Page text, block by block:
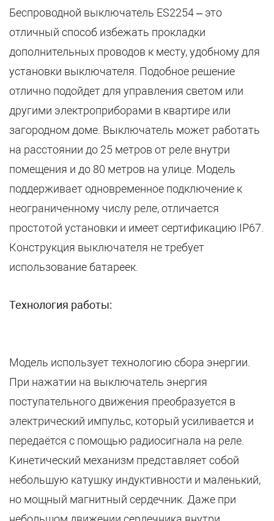
Беспроводной выключатель ES2254 – это
отличный способ избежать прокладки
дополнительных проводов к месту, удобному для
установки выключателя. Подобное решение
отлично подойдет для управления светом или
другими электроприборами в квартире или
загородном доме. Выключатель может работать
на расстоянии до 25 метров от реле внутри
помещения и до 80 метров на улице. Модель
поддерживает одновременное подключение к
неограниченному числу реле, отличается
простотой установки и имеет сертификацию IP67.
Конструкция выключателя не требует
использование батареек.
Технология работы:
Модель использует технологию сбора энергии.
При нажатии на выключатель энергия
поступательного движения преобразуется в
электрический импульс, который усиливается и
передаётся с помощью радиосигнала на реле.
Кинетический механизм представляет собой
небольшую катушку индуктивности и маленький,
но мощный магнитный сердечник. Даже при